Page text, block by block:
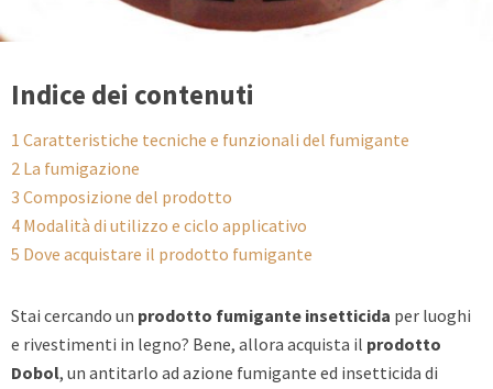
Indice dei contenuti
1 Caratteristiche tecniche e funzionali del fumigante
2 La fumigazione
3 Composizione del prodotto
4 Modalità di utilizzo e ciclo applicativo
5 Dove acquistare il prodotto fumigante
Stai cercando un prodotto fumigante insetticida per luoghi
e rivestimenti in legno? Bene, allora acquista il prodotto
Dobol, un antitarlo ad azione fumigante ed insetticida di